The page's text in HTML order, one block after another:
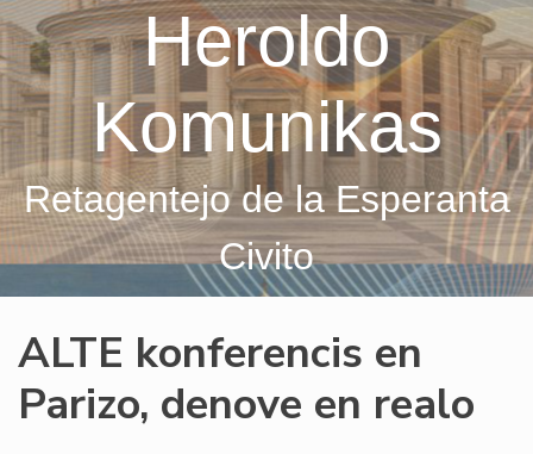
Heroldo
Komunikas
Retagentejo de la Esperanta
Civito
ALTE konferencis en
Parizo, denove en realo